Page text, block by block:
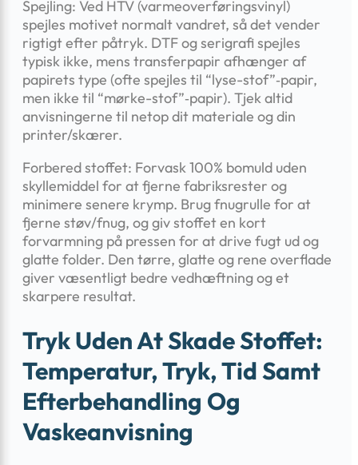
Spejling: Ved HTV (varmeoverføringsvinyl)
spejles motivet normalt vandret, så det vender
rigtigt efter påtryk. DTF og serigrafi spejles
typisk ikke, mens transferpapir afhænger af
papirets type (ofte spejles til “lyse-stof”‑papir,
men ikke til “mørke-stof”‑papir). Tjek altid
anvisningerne til netop dit materiale og din
printer/skærer.
Forbered stoffet: Forvask 100% bomuld uden
skyllemiddel for at fjerne fabriksrester og
minimere senere krymp. Brug fnugrulle for at
fjerne støv/fnug, og giv stoffet en kort
forvarmning på pressen for at drive fugt ud og
glatte folder. Den tørre, glatte og rene overflade
giver væsentligt bedre vedhæftning og et
skarpere resultat.
Tryk Uden At Skade Stoffet:
Temperatur, Tryk, Tid Samt
Efterbehandling Og
Vaskeanvisning